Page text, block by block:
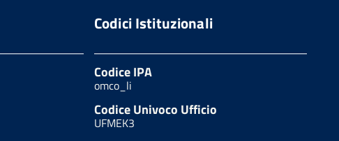
Codici Istituzionali
Codice IPA
omco_li
Codice Univoco Ufficio
UFMEK3